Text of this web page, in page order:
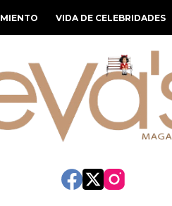
VIDA DE CELEBRIDADES